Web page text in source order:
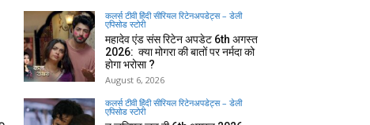
कलर्स टीवी हिंदी सीरियल रिटेनअपडेट्स – डेली
एपिसोड स्टोरी
महादेव एंड संस रिटेन अपडेट 6th अगस्त
2026: क्या मोगरा की बातों पर नर्मदा को
होगा भरोसा ?
August 6, 2026
कलर्स टीवी हिंदी सीरियल रिटेनअपडेट्स – डेली
एपिसोड स्टोरी